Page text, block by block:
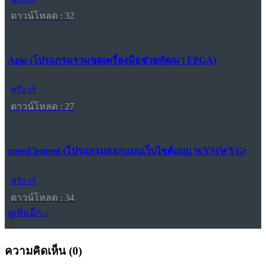
ดาวน์โหลด : 32
Apio (โปรแกรมรวมชุดเครื่องมือช่วยพัฒนา FPGA)
ฟรีแวร์
ดาวน์โหลด : 27
openElement (โปรแกรมออกแบบเว็บไซต์แบบ WYSIWYG)
ฟรีแวร์
ดาวน์โหลด : 34
ดูเพิ่มอีก...
ความคิดเห็น (0)